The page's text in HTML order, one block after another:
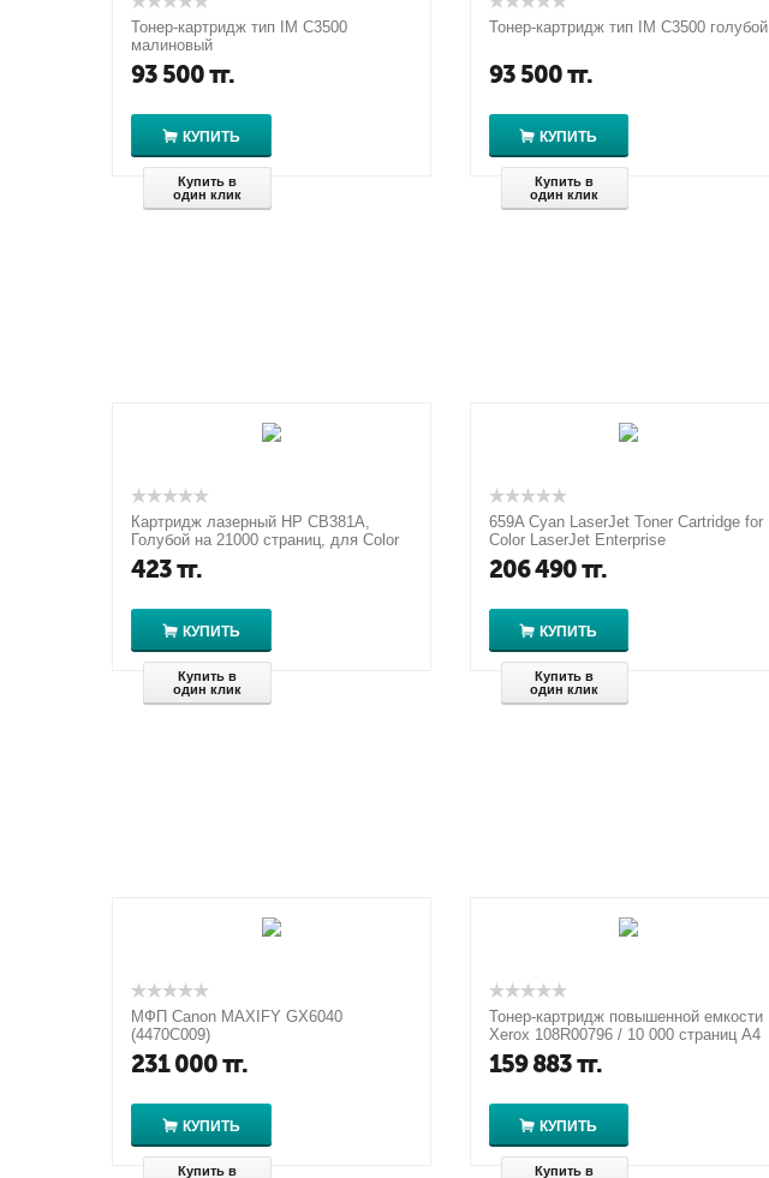
Тонер-картридж тип IM C3500
малиновый
93 500тг.
КУПИТЬ
Купить в
один клик
Тонер-картридж тип IM C3500 голубой
93 500тг.
КУПИТЬ
Купить в
один клик
Картридж лазерный HP CB381A,
Голубой на 21000 страниц, для Color
LaserJet CP6015/CM6030/CM6040
423тг.
КУПИТЬ
Купить в
один клик
659A Cyan LaserJet Toner Cartridge for
Color LaserJet Enterprise
M856dn/M856X/M776z/M776zs/M776d.
..
206 490тг.
КУПИТЬ
Купить в
один клик
МФП Canon MAXIFY GX6040
(4470C009)
231 000тг.
КУПИТЬ
Купить в
Тонер-картридж повышенной емкости
Xerox 108R00796 / 10 000 страниц А4
/ Для Phaser 3635
159 883тг.
КУПИТЬ
Купить в